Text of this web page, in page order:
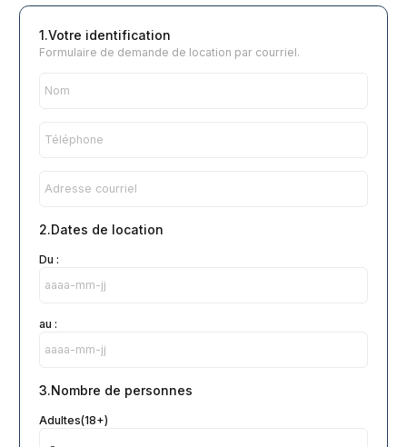
Formulaire de demande de location par courriel.
1.Votre identification
2.Dates de location
Du :
au :
3.Nombre de personnes
Adultes(18+)